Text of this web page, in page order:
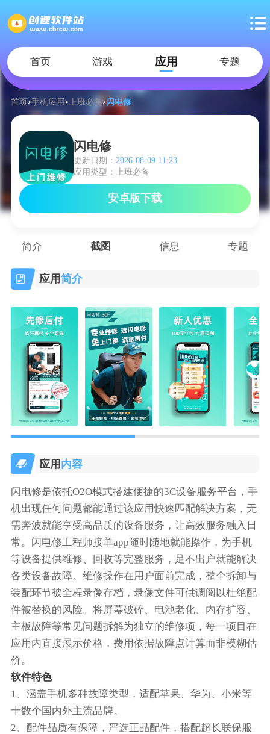
首页 游戏 应用 专题
首页 手机应用 上班必备 闪电修
闪电修
更新日期： 2026-08-09 11:23
应用类型：上班必备
安卓版下载
简介 截图 信息 专题
应用简介
应用 内容
闪电修是依托O2O模式搭建便捷的3C设备服务平台，手
机出现任何问题都能通过该应用快速匹配解决方案，无
需奔波就能享受高品质的设备服务，让高效服务融入日
常。闪电修工程师接单app随时随地就能操作，为手机
等设备提供维修、回收等完整服务，足不出户就能解决
各类设备故障。维修操作在用户面前完成，整个拆卸与
装配环节被全程录像存档，录像文件可供调阅以杜绝配
件被替换的风险。将屏幕破碎、电池老化、内存扩容、
主板故障等常见问题拆解为独立的维修项，每一项目在
应用内直接展示价格，费用依据故障点计算而非模糊估
价。
软件特色
1、涵盖手机多种故障类型，适配苹果、华为、小米等
十数个国内外主流品牌。
2、配件品质有保障，严选正品配件，搭配超长联保服